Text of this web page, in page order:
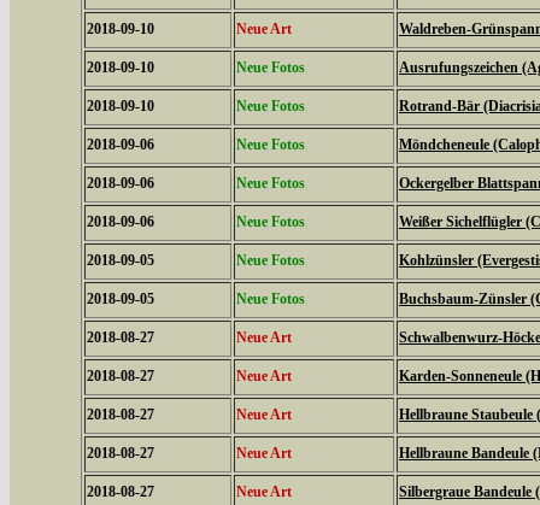
2018-09-10 Neue Art Waldreben-
2018-09-10 Neue Fotos Ausrufungszeichen
2018-09-10 Neue Fotos Rotrand-Bär
2018-09-06 Neue Fotos Möndcheneule
2018-09-06 Neue Fotos Ockergelber
2018-09-06 Neue Fotos Weißer Sichelflügler
2018-09-05 Neue Fotos Kohlzünsler
2018-09-05 Neue Fotos Buchsbaum-Zünsler
2018-08-27 Neue Art Schwalbenwurz-
2018-08-27 Neue Art Karden-Sonneneule
2018-08-27 Neue Art Hellbraune
2018-08-27 Neue Art Hellbraune Bandeule
2018-08-27 Neue Art Silbergraue Bandeule